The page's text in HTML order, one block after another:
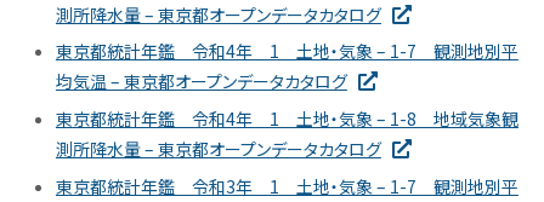
測所降水量 – 東京都オープンデータカタログ
東京都統計年鑑 令和4年 1 土地・気象 – 1-7 観測地別平
均気温 – 東京都オープンデータカタログ
東京都統計年鑑 令和4年 1 土地・気象 – 1-8 地域気象観
測所降水量 – 東京都オープンデータカタログ
東京都統計年鑑 令和3年 1 土地・気象 – 1-7 観測地別平